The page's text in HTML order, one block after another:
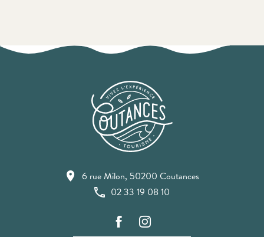
6 rue Milon, 50200 Coutances
02 33 19 08 10